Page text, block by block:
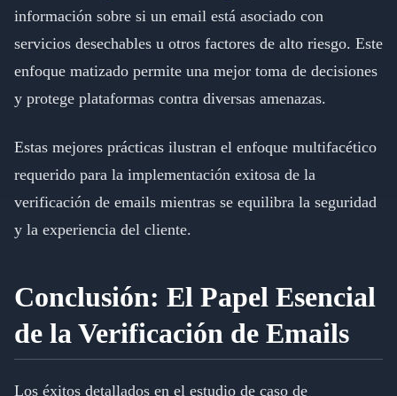
información sobre si un email está asociado con
servicios desechables u otros factores de alto riesgo. Este
enfoque matizado permite una mejor toma de decisiones
y protege plataformas contra diversas amenazas.
Estas mejores prácticas ilustran el enfoque multifacético
requerido para la implementación exitosa de la
verificación de emails mientras se equilibra la seguridad
y la experiencia del cliente.
Conclusión: El Papel Esencial
de la Verificación de Emails
Los éxitos detallados en el estudio de caso de